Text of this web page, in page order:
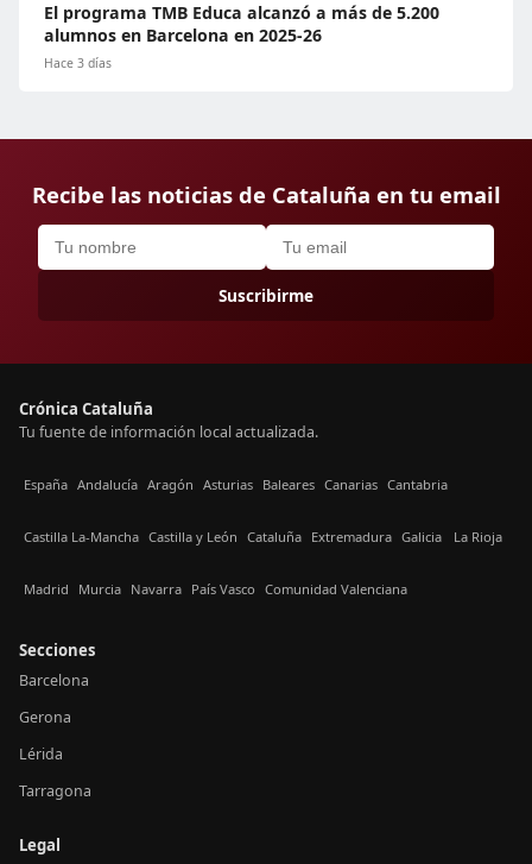
El programa TMB Educa alcanzó a más de 5.200
alumnos en Barcelona en 2025-26
Hace 3 días
Recibe las noticias de Cataluña en tu email
Suscribirme
Crónica Cataluña
Tu fuente de información local actualizada.
España Andalucía Aragón Asturias Baleares Canarias Cantabria
Castilla La-Mancha Castilla y León Cataluña Extremadura Galicia La Rioja
Madrid Murcia Navarra País Vasco Comunidad Valenciana
Secciones
Barcelona
Gerona
Lérida
Tarragona
Legal